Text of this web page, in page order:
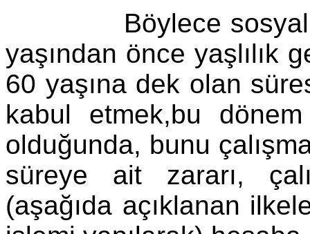
Böylece sosyal
yaşından önce yaşlılık
60 yaşına dek olan
kabul etmek,bu
olduğunda, bunu
süreye ait zararı,
(aşağıda açıklanan